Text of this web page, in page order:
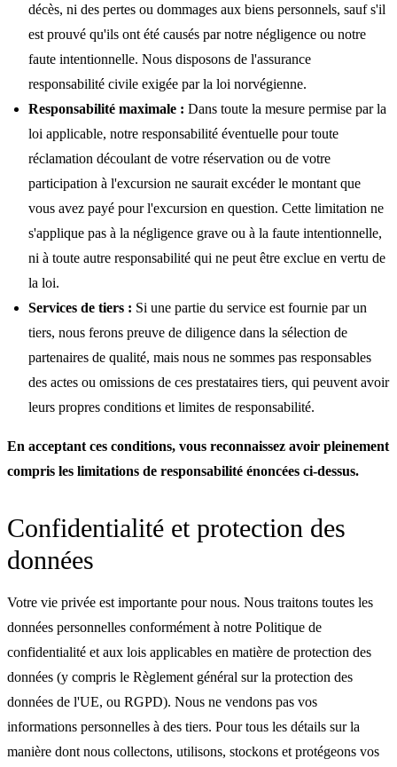
décès, ni des pertes ou dommages aux biens personnels, sauf s'il
est prouvé qu'ils ont été causés par notre négligence ou notre
faute intentionnelle. Nous disposons de l'assurance
responsabilité civile exigée par la loi norvégienne.
Responsabilité maximale : Dans toute la mesure permise par la
loi applicable, notre responsabilité éventuelle pour toute
réclamation découlant de votre réservation ou de votre
participation à l'excursion ne saurait excéder le montant que
vous avez payé pour l'excursion en question. Cette limitation ne
s'applique pas à la négligence grave ou à la faute intentionnelle,
ni à toute autre responsabilité qui ne peut être exclue en vertu de
la loi.
Services de tiers : Si une partie du service est fournie par un
tiers, nous ferons preuve de diligence dans la sélection de
partenaires de qualité, mais nous ne sommes pas responsables
des actes ou omissions de ces prestataires tiers, qui peuvent avoir
leurs propres conditions et limites de responsabilité.
En acceptant ces conditions, vous reconnaissez avoir pleinement
compris les limitations de responsabilité énoncées ci-dessus.
Confidentialité et protection des
données
Votre vie privée est importante pour nous. Nous traitons toutes les
données personnelles conformément à notre Politique de
confidentialité et aux lois applicables en matière de protection des
données (y compris le Règlement général sur la protection des
données de l'UE, ou RGPD). Nous ne vendons pas vos
informations personnelles à des tiers. Pour tous les détails sur la
manière dont nous collectons, utilisons, stockons et protégeons vos